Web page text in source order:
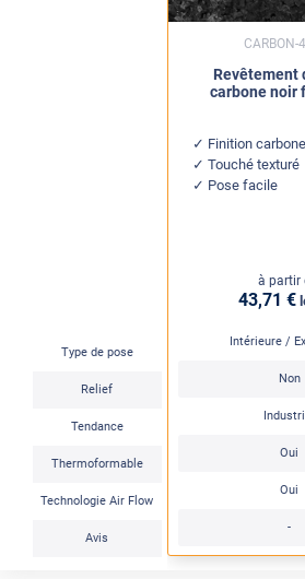
Type de pose
Relief
Tendance
Thermoformable
Technologie Air Flow
Avis
Revêtement
carbone noir
Finition
Touché texturé
Pose facile
à partir
43,71 €
Intérieure /
Non
Oui
Oui
-
CARBON-